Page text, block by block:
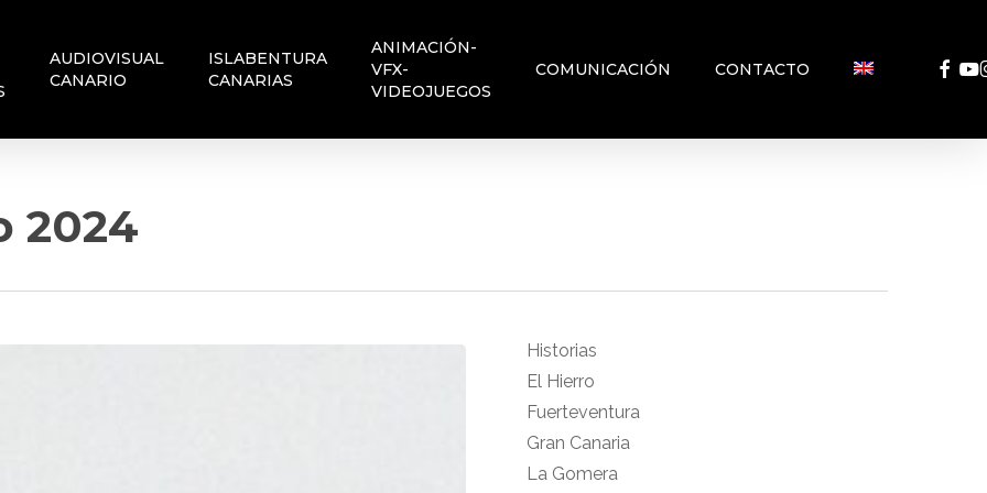
AUDIOVISUAL
CANARIO
ISLABENTURA
CANARIAS
ANIMACIÓN-
VFX-
VIDEOJUEGOS
COMUNICACIÓN CONTACTO
2024
Historias
El Hierro
Fuerteventura
Gran Canaria
La Gomera